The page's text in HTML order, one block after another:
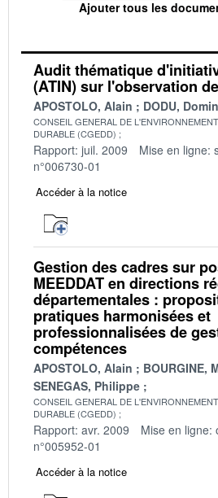
Ajouter tous les
Audit thématique
(ATIN) sur l'observation
APOSTOLO, Alain DODU,
CONSEIL GENERAL DE
DURABLE (CGEDD)
Rapport: juil. 2009 Mise en ligne:
n°006730-01
Accéder à la notice
Gestion des cadres sur
MEEDDAT en directions
départementales :
pratiques harmonisées et
professionnalisées de
compétences
APOSTOLO, Alain
BOURGINE,
SENEGAS, Philippe
CONSEIL GENERAL DE
DURABLE (CGEDD)
Rapport: avr. 2009 Mise en ligne:
n°005952-01
Accéder à la notice